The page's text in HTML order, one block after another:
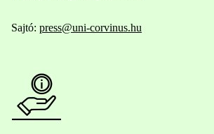
Sajtó: press@uni-corvinus.hu